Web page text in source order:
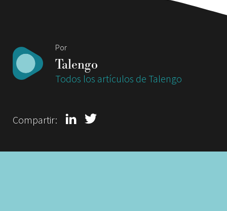
Por
Talengo
Todos los artículos de Talengo
Compartir: